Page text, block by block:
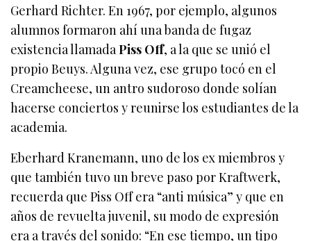
Gerhard Richter. En 1967, por ejemplo, algunos
alumnos formaron ahí una banda de fugaz
existencia llamadaPiss Off, a la que se unió el
propio Beuys. Alguna vez, ese grupo tocó en el
Creamcheese, un antro sudoroso donde solían
hacerse conciertos y reunirse los estudiantes de la
academia.
Eberhard Kranemann, uno de los ex miembros y
que también tuvo un breve paso por Kraftwerk,
recuerda que Piss Off era “anti música” y que en
años de revuelta juvenil, su modo de expresión
era a través del sonido: “En ese tiempo, un tipo